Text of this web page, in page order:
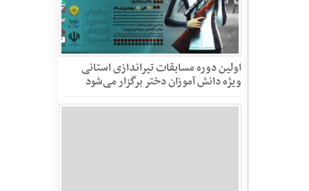
اولین دوره مسابقات تیراندازی استانی
ویژه دانش آموزان دختر برگزار می‌شود